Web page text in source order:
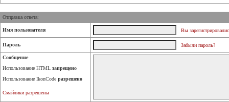
Отправка ответа:
Имя пользователя Вы
Пароль Забыли пароль?
Сообщение
Использование HTML запрещено
Использование IkonCode разрешено
Смайлики разрешены